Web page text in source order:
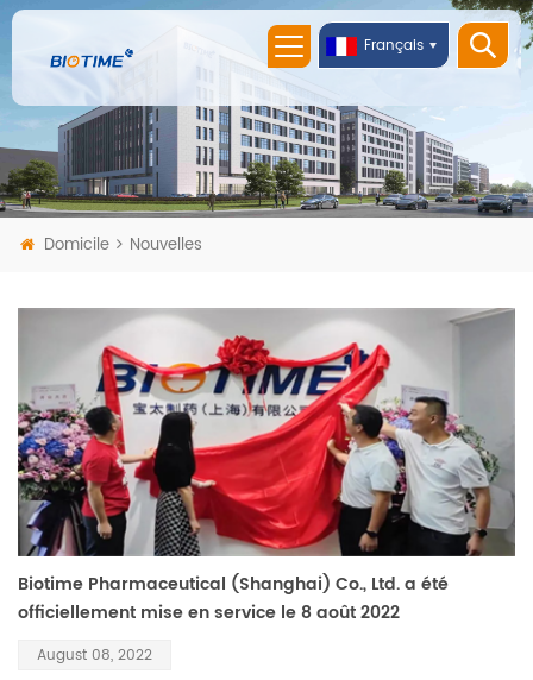
Français
Domicile Nouvelles
Biotime Pharmaceutical (Shanghai) Co., Ltd. a été
officiellement mise en service le 8 août 2022
August 08, 2022